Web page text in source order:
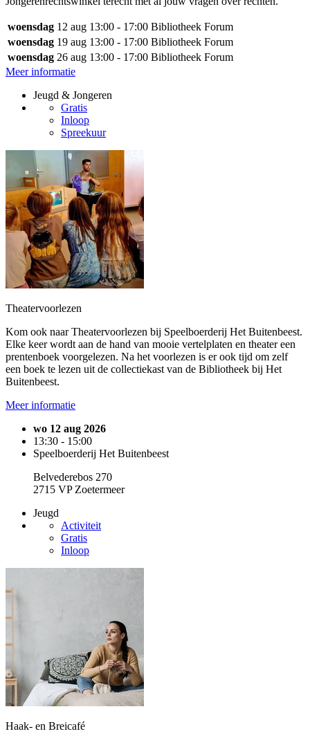
woensdag 12 aug 13:00 - 17:00 Bibliotheek Forum
woensdag 19 aug 13:00 - 17:00 Bibliotheek Forum
woensdag 26 aug 13:00 - 17:00 Bibliotheek Forum
Meer informatie
Jeugd & Jongeren
Gratis
Inloop
Spreekuur
Theatervoorlezen
Kom ook naar Theatervoorlezen bij Speelboerderij Het Buitenbeest.
Elke keer wordt aan de hand van mooie vertelplaten en theater een
prentenboek voorgelezen. Na het voorlezen is er ook tijd om zelf
een boek te lezen uit de collectiekast van de Bibliotheek bij Het
Buitenbeest.
Meer informatie
wo 12 aug 2026
13:30 - 15:00
Speelboerderij Het Buitenbeest
Belvederebos 270
2715 VP Zoetermeer
Jeugd
Activiteit
Gratis
Inloop
Haak- en Breicafé